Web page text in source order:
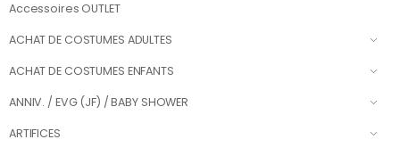
Accessoires OUTLET
ACHAT DE COSTUMES ADULTES
ACHAT DE COSTUMES ENFANTS
ANNIV. / EVG (JF) / BABY SHOWER
ARTIFICES